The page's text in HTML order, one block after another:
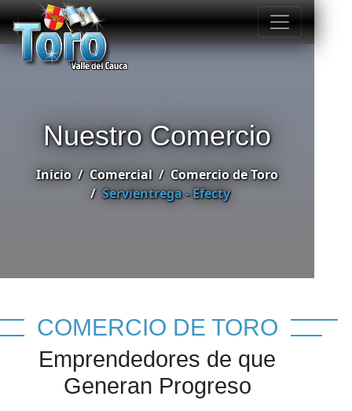
Nuestro Comercio
Inicio Comercial
Comercio de Toro
Servientrega - Efecty
COMERCIO DE TORO
Emprendedores de que
Generan Progreso